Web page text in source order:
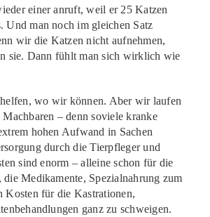
einer anruft, weil er 25 Katzen
Und man noch im gleichen Satz
wir die Katzen nicht aufnehmen,
sie. Dann fühlt man sich wirklich wie
wo wir können. Aber wir laufen
Machbaren – denn soviele kranke
hohen Aufwand in Sachen
durch die Tierpfleger und
sind enorm – alleine schon für die
Medikamente, Spezialnahrung zum
Kosten für die Kastrationen,
ganz zu schweigen.